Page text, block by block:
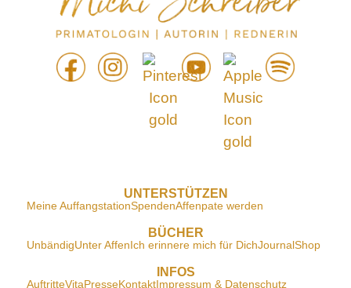
UNTERSTÜTZEN
Meine AuffangstationSpendenAffenpate werden
BÜCHER
UnbändigUnter AffenIch erinnere mich für DichJournalShop
INFOS
AuftritteVitaPresseKontaktImpressum & Datenschutz